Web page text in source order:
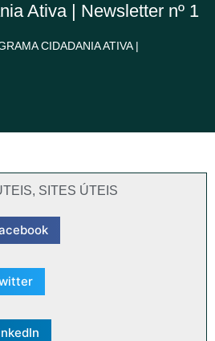
Ativa | Newsletter nº 1
CIDADANIA ATIVA |
, SITES ÚTEIS